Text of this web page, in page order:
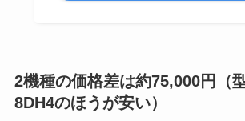
2機種の価格差は約75,000円（
8DH4のほうが安い）